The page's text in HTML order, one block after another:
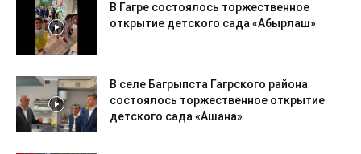
В Гагре состоялось торжественное
открытие детского сада «Абырлаш»
В селе Багрыпста Гагрского района
состоялось торжественное открытие
детского сада «Ашана»